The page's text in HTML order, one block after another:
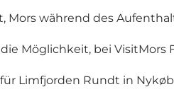
Mors während des
Möglichkeit, bei
Limfjorden Rundt in